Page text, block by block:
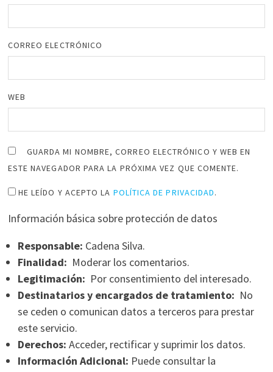
CORREO ELECTRÓNICO
WEB
GUARDA MI NOMBRE, CORREO ELECTRÓNICO Y WEB EN
ESTE NAVEGADOR PARA LA PRÓXIMA VEZ QUE COMENTE.
HE LEÍDO Y ACEPTO LA POLÍTICA DE PRIVACIDAD.
Información básica sobre protección de datos
Responsable: Cadena Silva.
Finalidad: Moderar los comentarios.
Legitimación: Por consentimiento del interesado.
Destinatarios y encargados de tratamiento: No
se ceden o comunican datos a terceros para prestar
este servicio.
Derechos: Acceder, rectificar y suprimir los datos.
Información Adicional: Puede consultar la